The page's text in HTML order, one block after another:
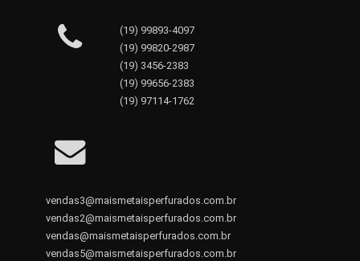
(19) 99893-4097
(19) 99820-2987
(19) 3456-2383
(19) 99656-2383
(19) 97114-1762
vendas3@maismetaisperfurados.com.br
vendas2@maismetaisperfurados.com.br
vendas@maismetaisperfurados.com.br
vendas5@maismetaisperfurados.com.br